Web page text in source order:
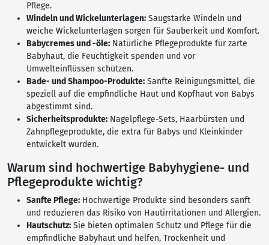
Pflege.
Windeln und Wickelunterlagen: Saugstarke Windeln und
weiche Wickelunterlagen sorgen für Sauberkeit und Komfort.
Babycremes und -öle: Natürliche Pflegeprodukte für zarte
Babyhaut, die Feuchtigkeit spenden und vor
Umwelteinflüssen schützen.
Bade- und Shampoo-Produkte: Sanfte Reinigungsmittel, die
speziell auf die empfindliche Haut und Kopfhaut von Babys
abgestimmt sind.
Sicherheitsprodukte: Nagelpflege-Sets, Haarbürsten und
Zahnpflegeprodukte, die extra für Babys und Kleinkinder
entwickelt wurden.
Warum sind hochwertige Babyhygiene- und
Pflegeprodukte wichtig?
Sanfte Pflege: Hochwertige Produkte sind besonders sanft
und reduzieren das Risiko von Hautirritationen und Allergien.
Hautschutz: Sie bieten optimalen Schutz und Pflege für die
empfindliche Babyhaut und helfen, Trockenheit und